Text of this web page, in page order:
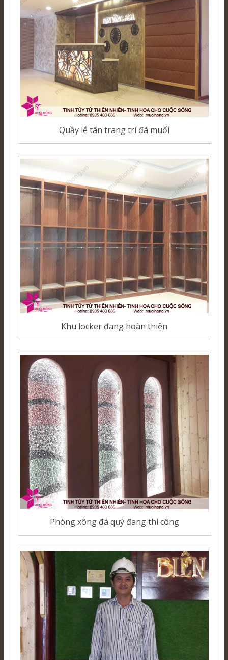
Quầy lễ tân trang trí đá muối
Khu locker đang hoàn thiện
Phòng xông đá quý đang thi công